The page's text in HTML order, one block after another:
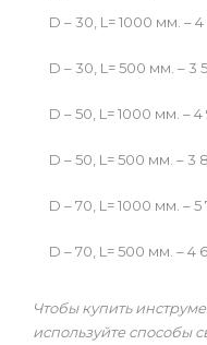
D – 30, L= 1000 мм. –
D – 30, L= 500 мм. – 3
D – 50, L= 1000 мм. – 4
D – 50, L= 500 мм. – 3
D – 70, L= 1000 мм. – 5
D – 70, L= 500 мм. – 4
Чтобы купить
используйте способы